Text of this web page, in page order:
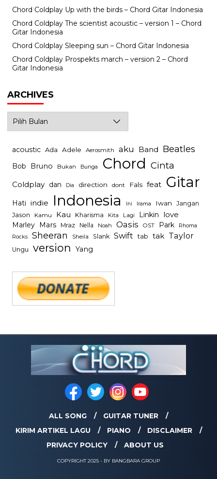
Chord Coldplay Up with the birds – Chord Gitar Indonesia
Chord Coldplay The scientist acoustic – version 1 – Chord
Gitar Indonesia
Chord Coldplay Sleeping sun – Chord Gitar Indonesia
Chord Coldplay Prospekts march – version 2 – Chord
Gitar Indonesia
ARCHIVES
acoustic Ada Adele Aerosmith aku Band Beatles
Bob Bruno Bukan Bunga Chord Cinta
Coldplay dan Dia direction dont Fals feat Gitar
Hati indie Indonesia Ini Irama Iwan Jangan
Jason Kamu Kau Kharisma Kita Lagi Linkin love
Marley Mars Mraz Nella Noah Oasis OST Park Rhoma
Rocks Sheeran Sheila Slank Swift tab tak Taylor
Ungu version Yang
ALL SONG
GUITAR TUNER
KIRIM ARTIKEL LAGU
PIANO
DISCLAIMER
PRIVACY POLICY
ABOUT US
COPYRIGHT 2025 - BY BANGBARA GROUP